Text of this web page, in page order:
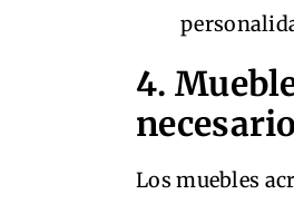
4.
Los muebles